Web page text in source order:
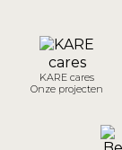
KARE cares
Onze projecten